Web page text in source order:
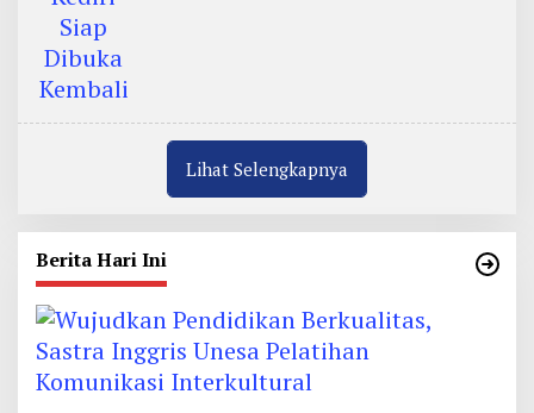
Lihat Selengkapnya
Berita Hari Ini